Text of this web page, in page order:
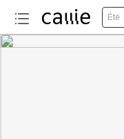
Été